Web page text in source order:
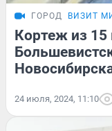
ГОРОД ВИЗИТ
Кортеж из
24 июля, 2024, 11:10